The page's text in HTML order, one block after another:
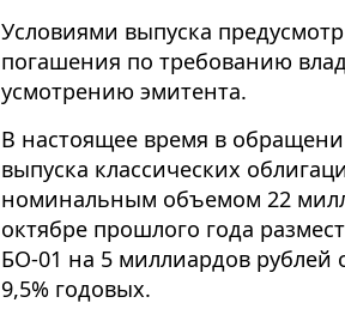
Условиями выпуска
погашения по требованию
усмотрению эмитента.
В настоящее время в
выпуска классических
номинальным объемом 22
октябре прошлого года
БО-01 на 5 миллиардов рублей
9,5% годовых.